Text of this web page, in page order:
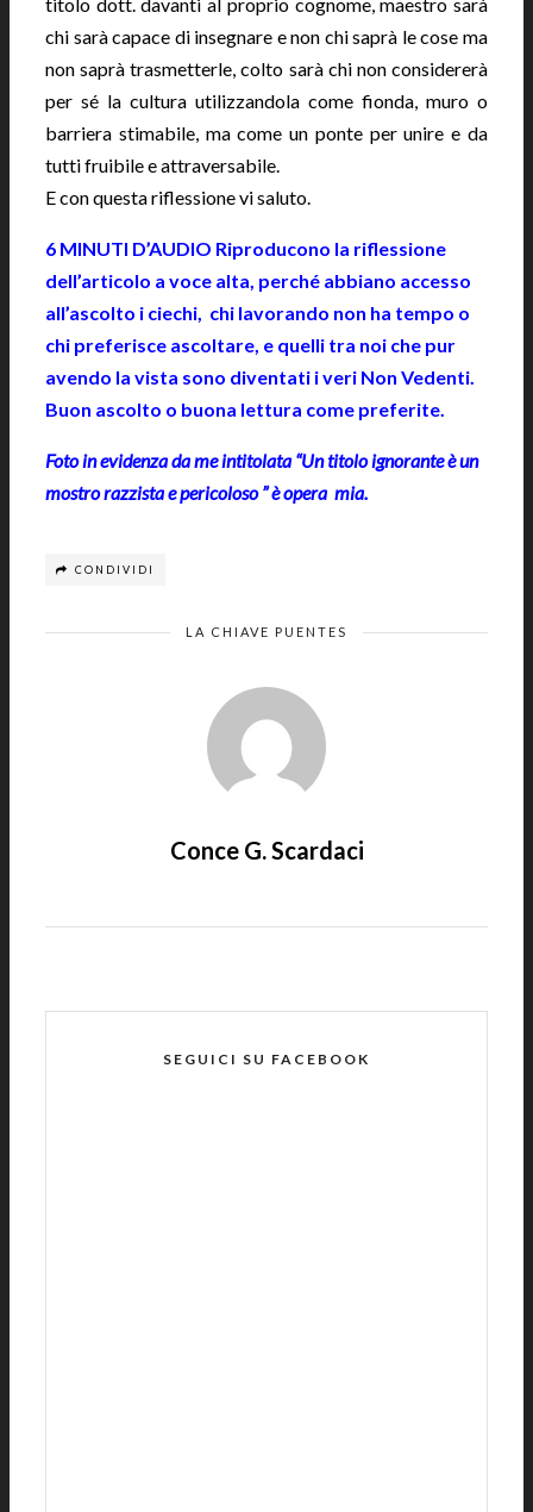
chi sarà capace di insegnare e non chi saprà le cose ma
non saprà trasmetterle, colto sarà chi non considererà
per sé la cultura utilizzandola come fionda, muro o
barriera stimabile, ma come un ponte per unire e da
tutti fruibile e attraversabile.
E con questa riflessione vi saluto.
6 MINUTI D’AUDIO Riproducono la riflessione
dell’articolo a voce alta, perché abbiano accesso
all’ascolto i ciechi, chi lavorando non ha tempo o
chi preferisce ascoltare, e quelli tra noi che pur
avendo la vista sono diventati i veri Non Vedenti.
Buon ascolto o buona lettura come preferite.
Foto in evidenza da me intitolata “Un titolo ignorante è un
mostro razzista e pericoloso ” è opera mia.
CONDIVIDI
LA CHIAVE PUENTES
Conce G. Scardaci
SEGUICI SU FACEBOOK